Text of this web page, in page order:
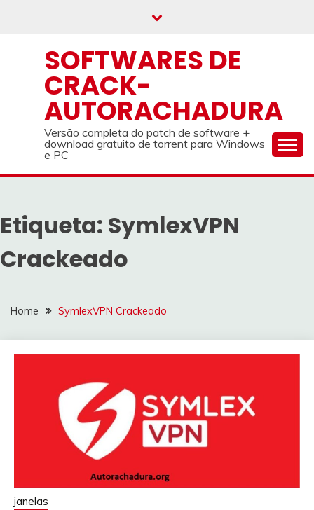
SOFTWARES DE
CRACK-
AUTORACHADURA
Versão completa do patch de software +
download gratuito de torrent para Windows
e PC
Etiqueta: SymlexVPN
Crackeado
Home SymlexVPN Crackeado
janelas